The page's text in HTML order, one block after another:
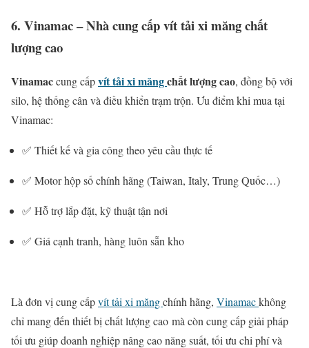
6. Vinamac –Nhàcungcấpvíttảiximăngchất
lượngcao
Vinamaccungcấpvíttảiximăngchấtlượngcao, đồngbộvới
silo, hệthốngcân và điều khiển trạmtrộn. Ưu điểmkhi mua tại
Vinamac:
✅ Thiếtkếvà gia côngtheoyêu cầu thựctế
✅ Motorhộpsốchính hãng (Taiwan, Italy, TrungQuốc…)
✅ Hỗtrợlắpđặt, kỹthuậttận nơi
✅ Giá cạnh tranh, hàngluôn sẵn kho
Là đơn vị cungcấpvíttải xi măngchính hãng, Vinamackhông
chỉmangđến thiếtbị chấtlượngcao mà còn cungcấp giải pháp
tối ưu giúpdoanh nghiệpnângcaonăngsuất, tối ưu chi phívà